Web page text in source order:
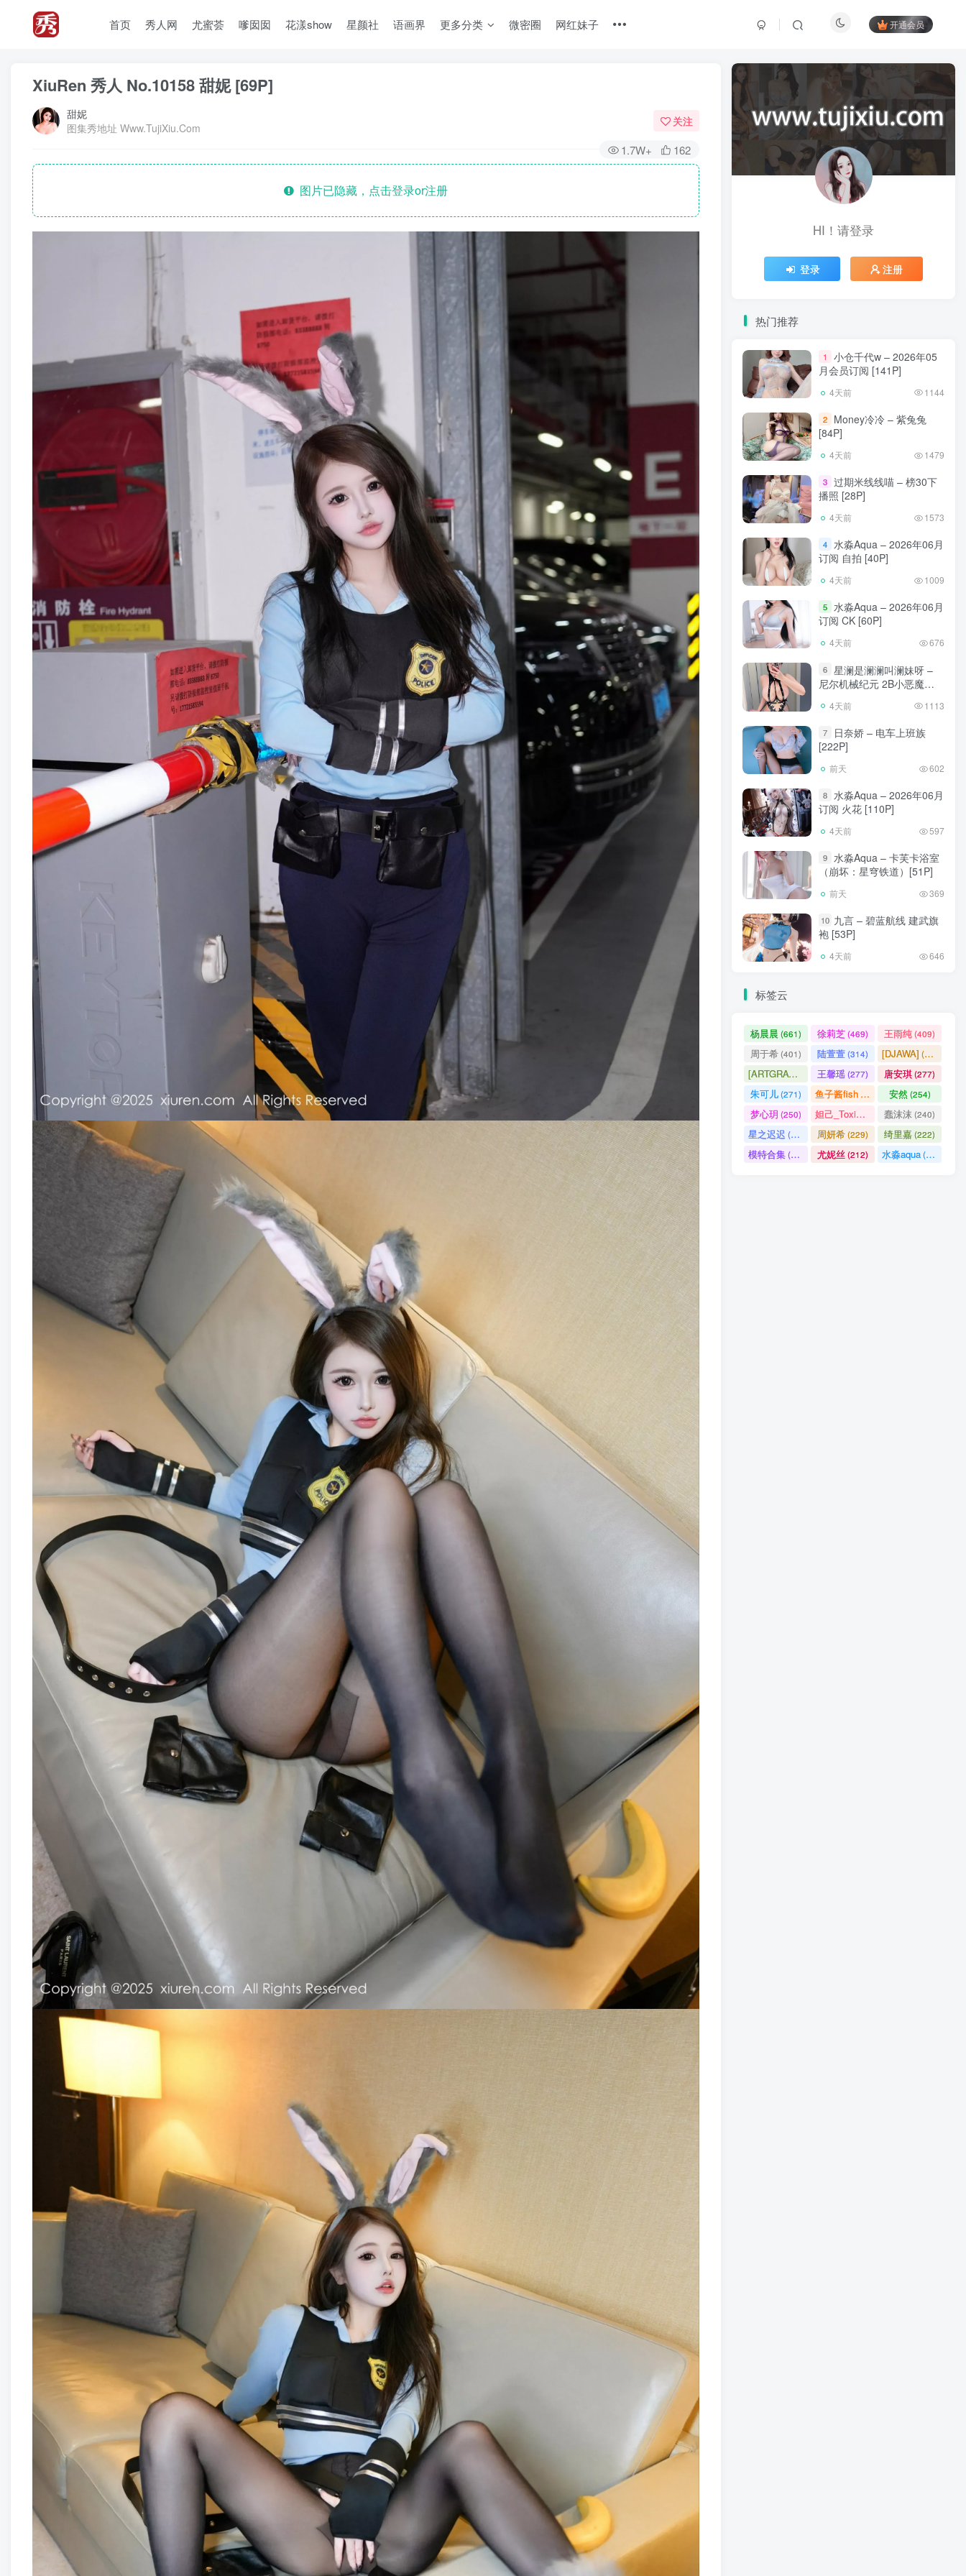
首页 秀人网 尤蜜荟 嗲囡囡 花漾show 星颜社 语画界 更多分类 微密圈 网红妹子 开通会员
XiuRen 秀人 No.10158 甜妮 [69P]
甜妮
图集秀地址 Www.TujiXiu.Com
关注
1.7W+ 162
图片已隐藏，点击登录or注册
HI！请登录
登录 注册
热门推荐
1
小仓千代w – 2026年05
月会员订阅 [141P]
4天前 1144
2
Money冷冷 – 紫兔兔
[84P]
4天前 1479
3 过期米线线喵 – 榜30下
播照 [28P]
4天前 1573
4 水淼Aqua – 2026年06月
订阅 自拍 [40P]
4天前 1009
5 水淼Aqua – 2026年06月
订阅 CK [60P]
4天前 676
6 星澜是澜澜叫澜妹呀 –
尼尔机械纪元 2B小恶魔
4天前 1113
7
日奈娇 – 电车上班族
[222P]
前天 602
8
水淼Aqua – 2026年06月
订阅 火花 [110P]
4天前 597
9 水淼Aqua – 卡芙卡浴室
（崩坏：星穹铁道）[51P]
前天 369
10 九言 – 碧蓝航线 建武旗
袍 [53P]
4天前 646
标签云
杨晨晨 (661) 徐莉芝(469) 王雨纯(409)
周于希(401) 陆萱萱(314) [DJAWA] (290)
[ARTGRAVIA] (290)
王馨瑶(277) 唐安琪(277)
朱可儿(271) 鱼子酱fish 安然(254)
梦心玥 (250) 妲己_Toxic(247)蠢沫沫(240)
星之迟迟 (238) 周妍希(229) 绮里嘉(222)
模特合集(218) 尤妮丝 (212) 水淼aqua(172)